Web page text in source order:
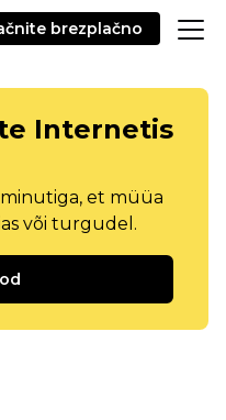
brezplačno
Internetis
et müüa
või turgudel.